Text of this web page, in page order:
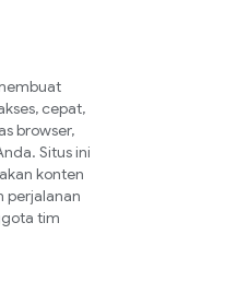
cepat,
browser,
Situs ini
konten
perjalanan
tim